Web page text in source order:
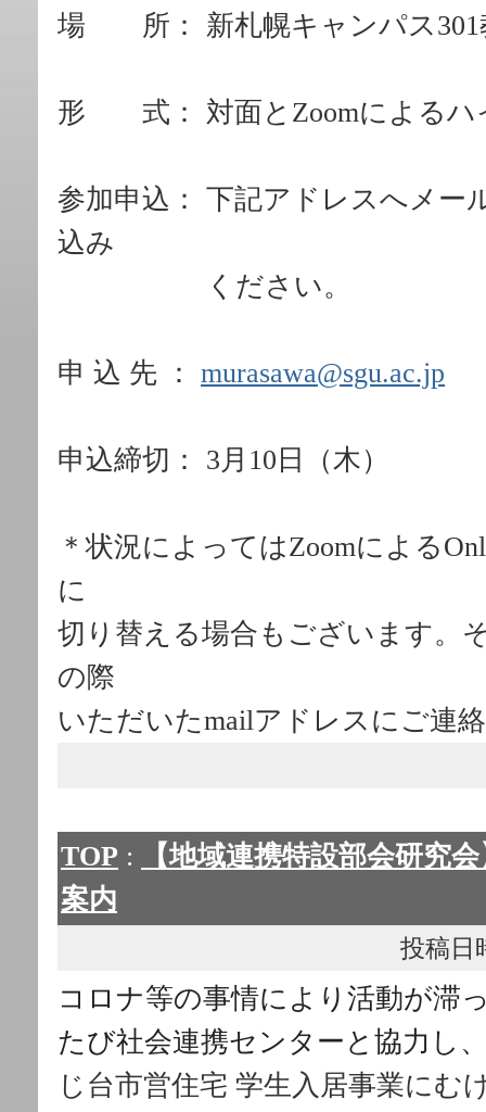
場 所： 新札幌キャンパス301
形 式： 対面とZoomによるハ
参加申込： 下記アドレスへメー
込み
ください。
申 込 先 ： murasawa@sgu.ac.jp
申込締切： 3月10日（木）
＊状況によってはZoomによる
に
切り替える場合もございます。
の際
いただいたmailアドレスにご連
TOP :
【地域連携特設部会研究
案内
投稿日
コロナ等の事情により活動が滞
たび社会連携センターと協力し
じ台市営住宅 学生入居事業にむ